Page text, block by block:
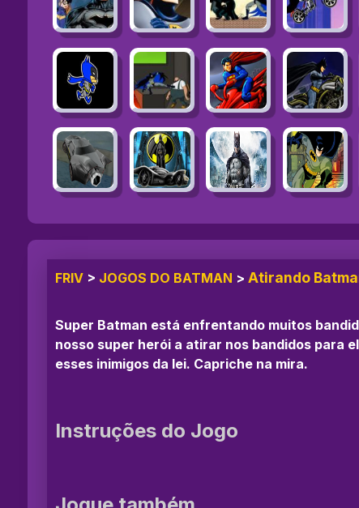
FRIV > JOGOS DO BATMAN > Atirando
Super Batman está enfrentando muitos
nosso super herói a atirar nos bandidos para
esses inimigos da lei. Capriche na mira.
Instruções do Jogo